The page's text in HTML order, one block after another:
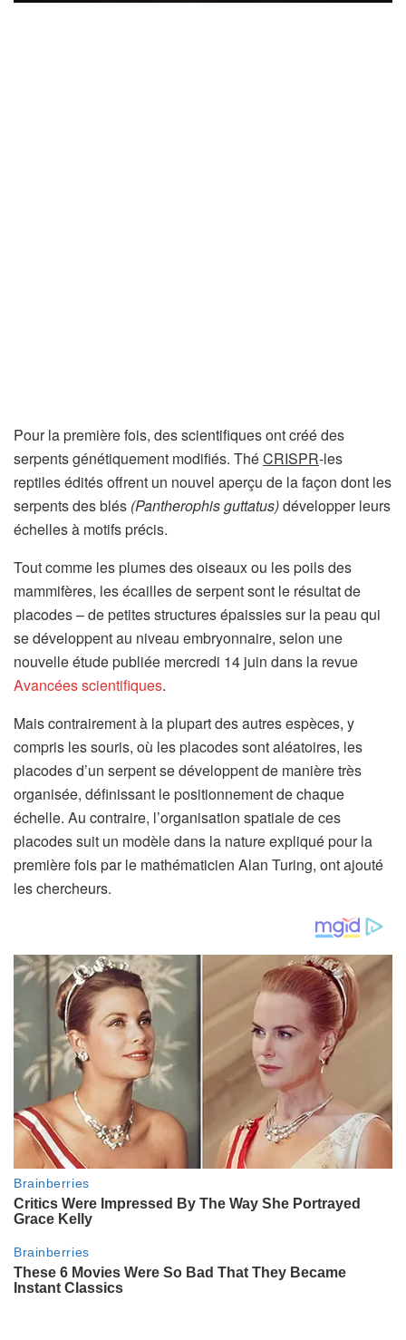
Pour la première fois, des scientifiques ont créé des
serpents génétiquement modifiés. ThéCRISPR-les
reptiles édités offrent un nouvel aperçu de la façon dont les
serpents des blés (Pantherophis guttatus)développer leurs
échelles à motifs précis.
Tout comme les plumes des oiseaux ou les poils des
mammifères, les écailles de serpent sont le résultat de
placodes – de petites structures épaissies sur la peau qui
se développent au niveau embryonnaire, selon une
nouvelle étude publiée mercredi 14 juin dans la revue
Avancées scientifiques.
Mais contrairement à la plupart des autres espèces, y
compris les souris, où les placodes sont aléatoires, les
placodes d’un serpent se développent de manière très
organisée, définissant le positionnement de chaque
échelle. Au contraire, l’organisation spatiale de ces
placodes suit un modèle dans la nature expliqué pour la
première fois par le mathématicien Alan Turing, ont ajouté
les chercheurs.